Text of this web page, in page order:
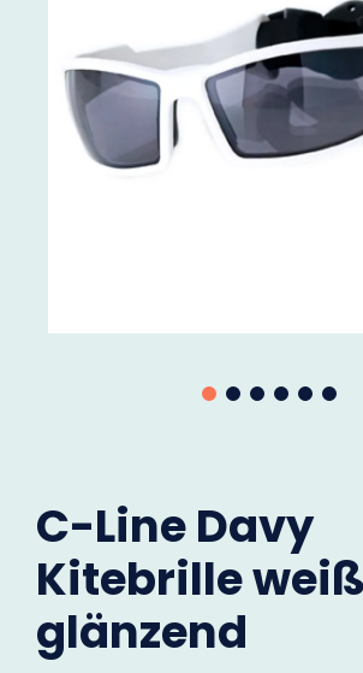
C-Line Davy
Kitebrille weiß
glänzend